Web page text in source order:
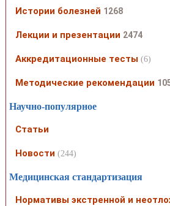
Истории болезней 1268
Лекции и презентации 2474
Аккредитационные тесты (6)
Методические рекомендации
Научно-популярное
Статьи
Новости (244)
Медицинская стандартизация
Нормативы экстренной и